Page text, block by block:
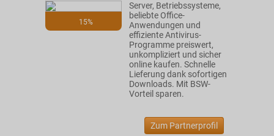
15%
Server, Betriebssysteme,
beliebte Office-
Anwendungen und
effiziente Antivirus-
Programme preiswert,
unkompliziert und sicher
online kaufen. Schnelle
Lieferung dank sofortigen
Downloads. Mit BSW-
Vorteil sparen.
Zum Partnerprofil